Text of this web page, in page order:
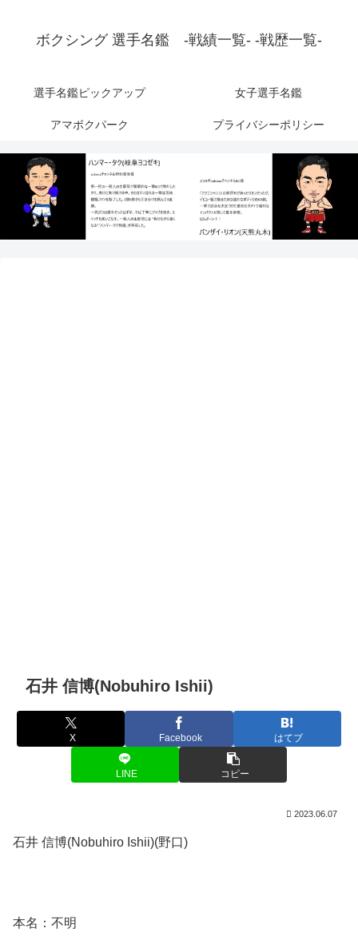
ボクシング 選手名鑑 -戦績一覧- -戦歴一覧-
選手名鑑ピックアップ 女子選手名鑑
アマボクパーク プライバシーポリシー
石井 信博(Nobuhiro Ishii)
X Facebook はてブ
LINE コピー
2023.06.07
石井 信博(Nobuhiro Ishii)(野口)
本名：不明